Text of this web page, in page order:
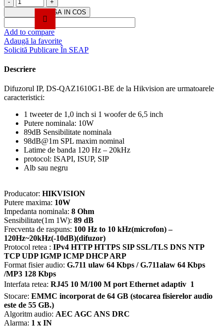
Difuzor
IP,
10W,
Bluetooth,
PoE,
montare
-
DS-
QAZ1610G1-
ADAUGA IN COS
Add to compare
Adaugă la favorite
Solicită Publicare În SEAP
Descriere
Difuzorul IP, DS-QAZ1610G1-BE de la Hikvision are urmatoarele
caracteristici:
1 tweeter de 1,0 inch si 1 woofer de 6,5 inch
Putere nominala: 10W
89dB Sensibilitate nominala
98dB@1m SPL maxim nominal
Latime de banda 120 Hz – 20kHz
protocol: ISAPI, ISUP, SIP
Alb sau negru
Producator: HIKVISION
Putere maxima: 10W
Impedanta nominala: 8 Ohm
Sensibilitate(1m 1W): 89 dB
Frecventa de raspuns: 100 Hz to 10 kHz(microfon) –
120Hz~20kHz(-10dB)(difuzor)
Protocol retea : IPv4 HTTP HTTPS SIP SSL/TLS DNS NTP
TCP UDP IGMP ICMP DHCP ARP
Format fisier audio: G.711 ulaw 64 Kbps / G.711alaw 64 Kbps
/MP3 128 Kbps
Interfata retea: RJ45 10 M/100 M port Ethernet adaptiv  1
Stocare: EMMC incorporat de 64 GB (stocarea fisierelor audio
este de 55 GB.)
Algoritm audio: AEC AGC ANS DRC
Alarma: 1 x IN